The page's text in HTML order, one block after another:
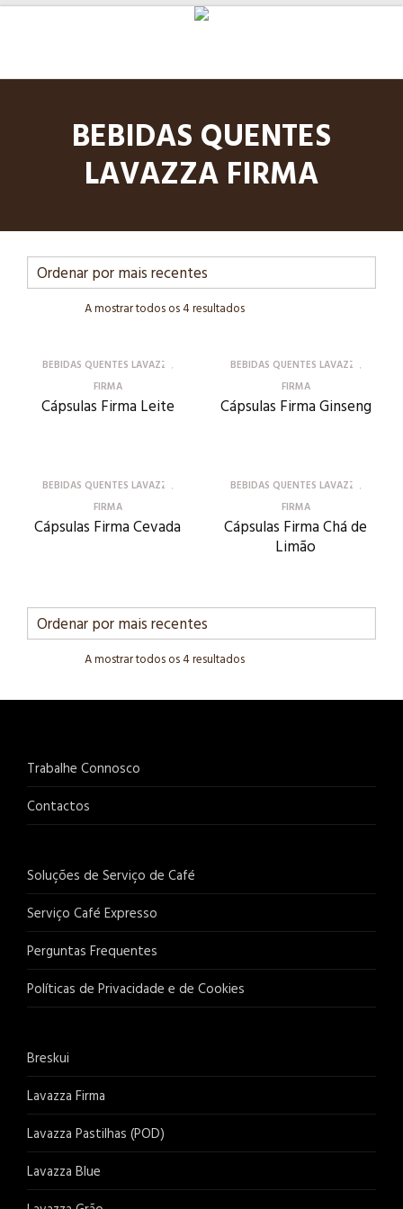
BEBIDAS QUENTES
LAVAZZA FIRMA
A mostrar todos os 4 resultados
BEBIDAS QUENTES LAVAZZA
FIRMA
Cápsulas Firma Leite
BEBIDAS QUENTES LAVAZZA
FIRMA
Cápsulas Firma Ginseng
BEBIDAS QUENTES LAVAZZA
FIRMA
Cápsulas Firma Cevada
BEBIDAS QUENTES LAVAZZA
FIRMA
Cápsulas Firma Chá de
Limão
A mostrar todos os 4 resultados
Trabalhe Connosco
Contactos
Soluções de Serviço de Café
Serviço Café Expresso
Perguntas Frequentes
Políticas de Privacidade e de Cookies
Breskui
Lavazza Firma
Lavazza Pastilhas (POD)
Lavazza Blue